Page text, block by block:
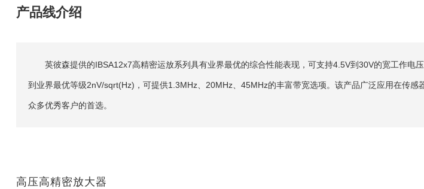
产品线介绍
英彼森提供的IBSA12x7高精密运放系列具有业界最优的综合性能表现，可支持4.5V到30V的宽工作
到业界最优等级2nV/sqrt(Hz)，可提供1.3MHz、20MHz、45MHz的丰富带宽选项。该产品广泛应用在传
众多优秀客户的首选。
高压高精密放大器